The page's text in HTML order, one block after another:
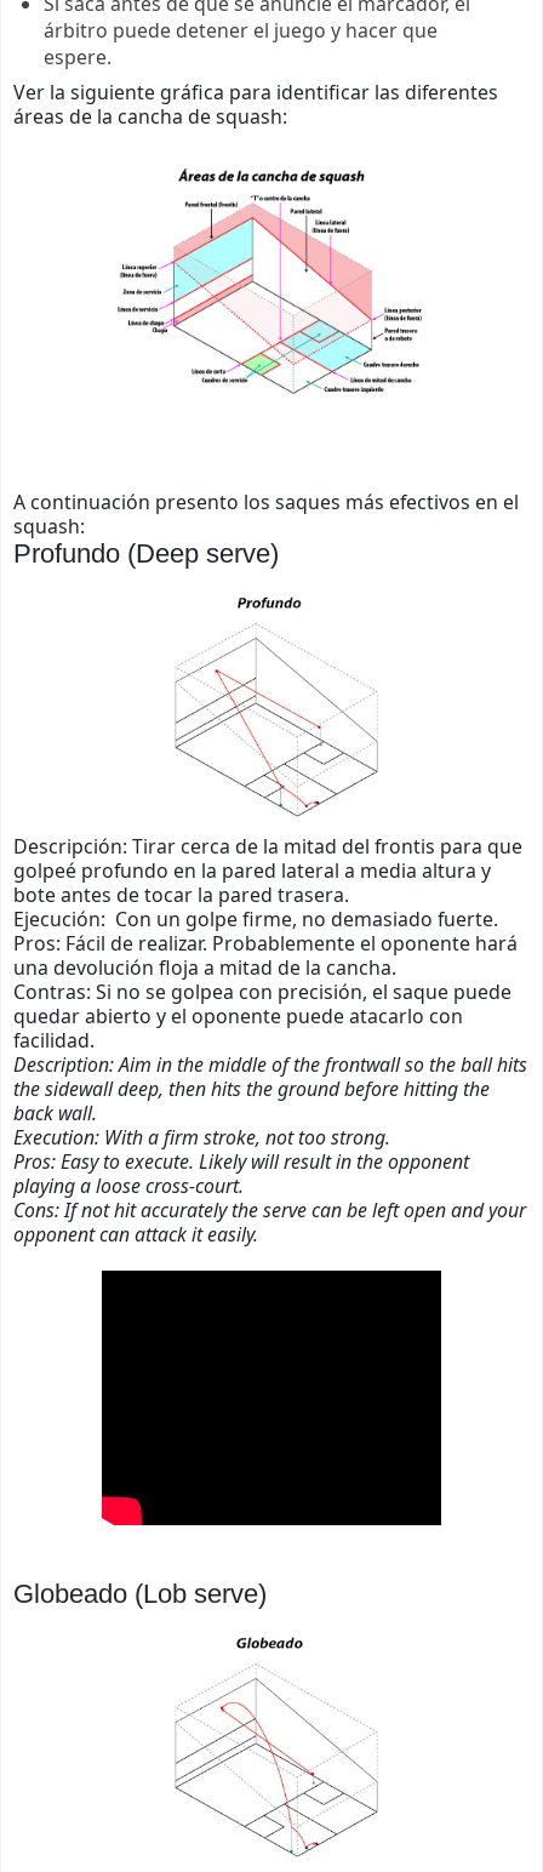
árbitro puede detener el juego y hacer que
espere.
Ver la siguiente gráfica para identificar las diferentes
áreas de la cancha de squash:
A continuación presento los saques más efectivos en el
squash:
Profundo (Deep serve)
Descripción: Tirar cerca de la mitad del frontis para que
golpeé profundo en la pared lateral a media altura y
bote antes de tocar la pared trasera.
Ejecución: Con un golpe firme, no demasiado fuerte.
Pros: Fácil de realizar. Probablemente el oponente hará
una devolución floja a mitad de la cancha.
Contras: Si no se golpea con precisión, el saque puede
quedar abierto y el oponente puede atacarlo con
facilidad.
Description: Aim in the middle of the frontwall so the ball hits
the sidewall deep, then hits the ground before hitting the
back wall.
Execution: With a firm stroke, not too strong.
Pros:Easy to execute. Likely will result in the opponent
playing a loose cross-court.
Cons: If not hit accurately the serve can be left open and your
opponent can attack it easily.
Globeado (Lob serve)